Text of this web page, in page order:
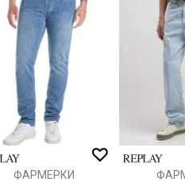
ФАРМЕРКИ